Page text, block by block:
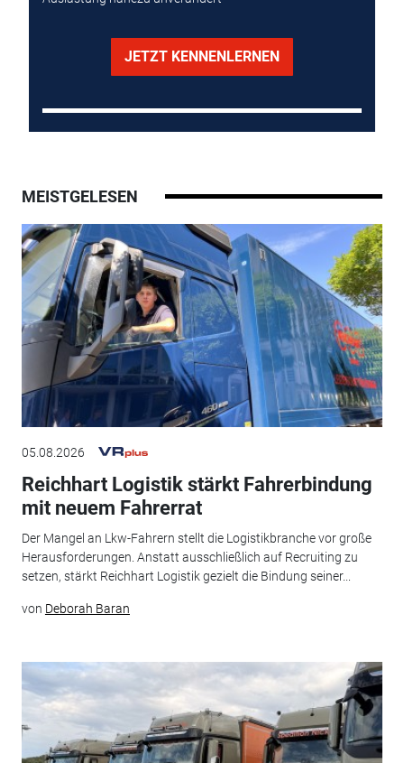
JETZT KENNENLERNEN
MEISTGELESEN
05.08.2026
Reichhart Logistik stärkt Fahrerbindung
mit neuem Fahrerrat
Der Mangel an Lkw-Fahrern stellt die Logistikbranche vor große
Herausforderungen. Anstatt ausschließlich auf Recruiting zu
setzen, stärkt Reichhart Logistik gezielt die Bindung seiner...
von Deborah Baran